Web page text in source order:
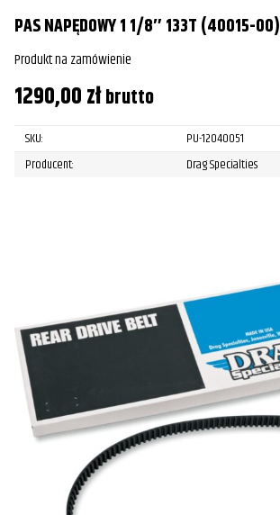
PAS NAPĘDOWY 1 1/8″ 133T (40015-00)
Produkt na zamówienie
1290,00złbrutto
SKU:
PU-12040051
Producent:
Drag Specialties